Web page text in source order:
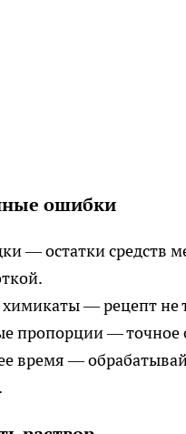
ошибки
— остатки средств
— рецепт не
пропорции — точное
время —